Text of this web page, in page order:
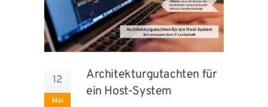
12
Mai
Architekturgutachten für
ein Host-System